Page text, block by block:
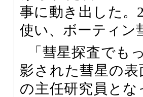
事に動き出した。
使い、ボーティン
「彗星探査でも
影された彗星の
の主任研究員とな